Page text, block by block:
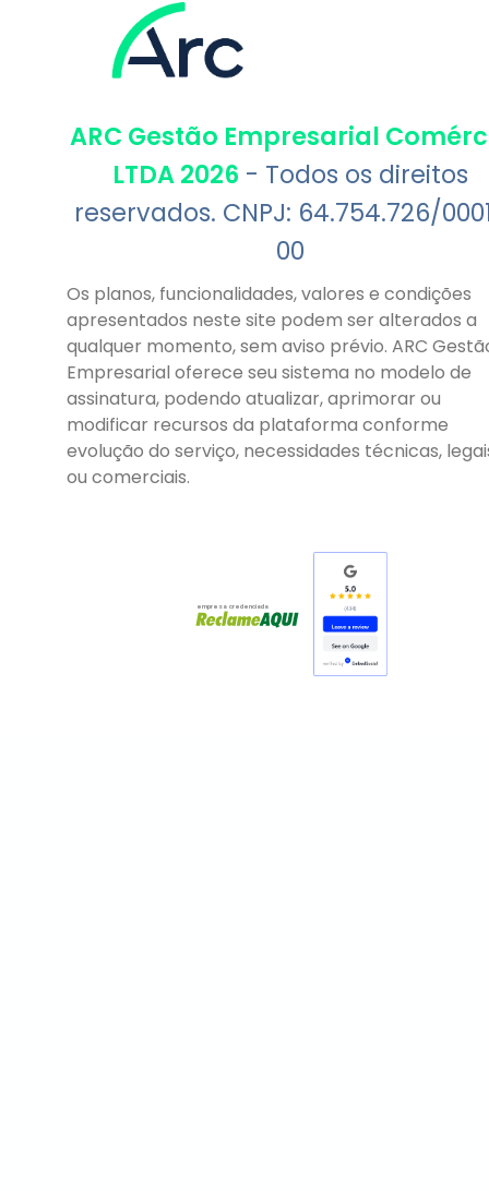
ARC Gestão Empresarial
LTDA 2026 - Todos os direitos
reservados. CNPJ: 64.754.726/
00
Os planos, funcionalidades, valores e condições
apresentados neste site podem ser alterados a
qualquer momento, sem aviso prévio. ARC
Empresarial oferece seu sistema no modelo de
assinatura, podendo atualizar, aprimorar ou
modificar recursos da plataforma conforme
evolução do serviço, necessidades técnicas,
ou comerciais.